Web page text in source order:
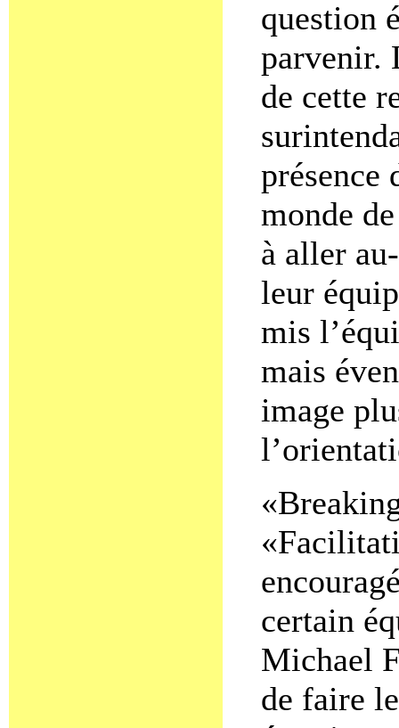
question
parvenir.
de cette
présence
monde
à aller
leur
mis
mais
image
certain
Michael
de faire